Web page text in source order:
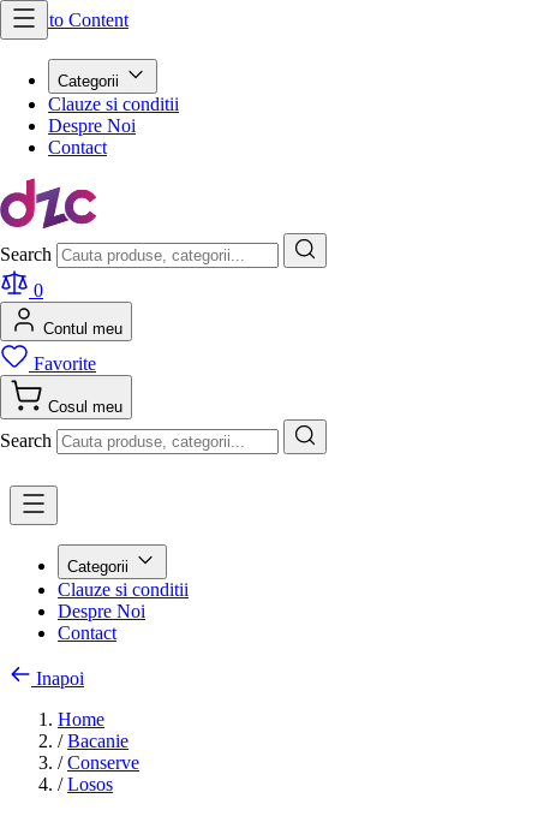
Skip to Content
Categorii
Clauze si conditii
Despre Noi
Contact
Search
0
Contul meu
Favorite
Cosul meu
Search
Categorii
Clauze si conditii
Despre Noi
Contact
Inapoi
Home
/ Bacanie
/ Conserve
/ Losos